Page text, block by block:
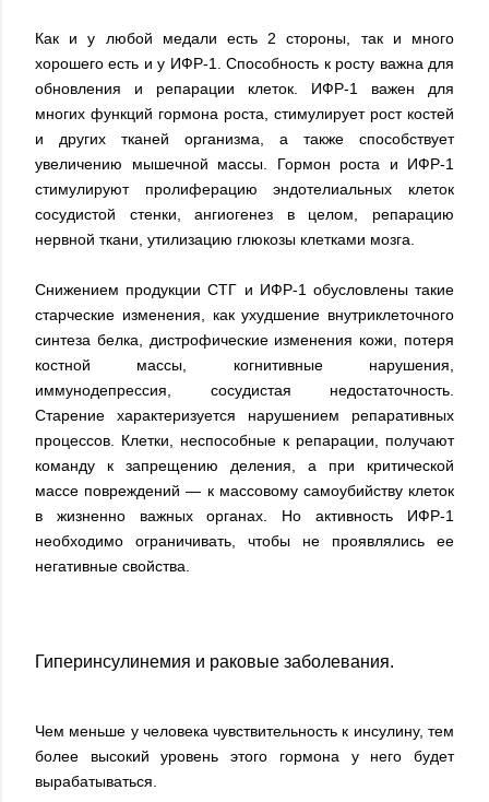
Как и у любой медали есть 2 стороны, так и много
хорошего есть и у ИФР-1. Способность к росту важна для
обновления и репарации клеток. ИФР-1 важен для
многих функций гормона роста, стимулирует рост костей
и других тканей организма, а также способствует
увеличению мышечной массы. Гормон роста и ИФР-1
стимулируют пролиферацию эндотелиальных клеток
сосудистой стенки, ангиогенез в целом, репарацию
нервной ткани, утилизацию глюкозы клетками мозга.
Снижением продукции СТГ и ИФР-1 обусловлены такие
старческие изменения, как ухудшение внутриклеточного
синтеза белка, дистрофические изменения кожи, потеря
костной массы, когнитивные нарушения,
иммунодепрессия, сосудистая недостаточность.
Старение характеризуется нарушением репаративных
процессов. Клетки, неспособные к репарации, получают
команду к запрещению деления, а при критической
массе повреждений — к массовому самоубийству клеток
в жизненно важных органах. Но активность ИФР-1
необходимо ограничивать, чтобы не проявлялись ее
негативные свойства.
Гиперинсулинемия и раковые заболевания.
Чем меньше у человека чувствительность к инсулину, тем
более высокий уровень этого гормона у него будет
вырабатываться.